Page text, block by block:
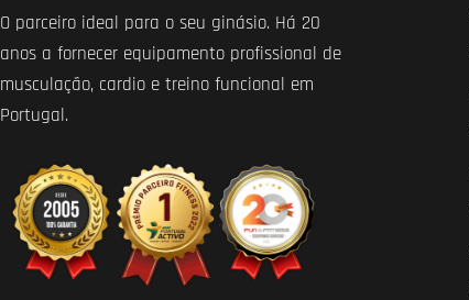
O parceiro ideal para o seu ginásio. Há 20
anos a fornecer equipamento profissional de
musculação, cardio e treino funcional em
Portugal.